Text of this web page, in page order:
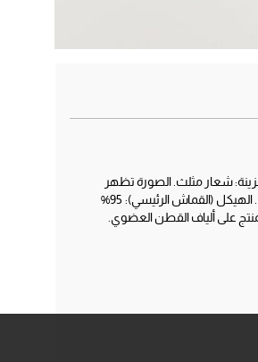
شعار مثلث. الصورة تظهر
المقاس S. الطول الإجمالي: 60 سم / 23.62 بوصة. طول الكم: 60 سم / 23.62 بوصة. حجم مناسب . الهيكل (القماش الرئيسي): 95%
أقصى. يحتوي هذا المنتج على ألياف القطن العضوي.